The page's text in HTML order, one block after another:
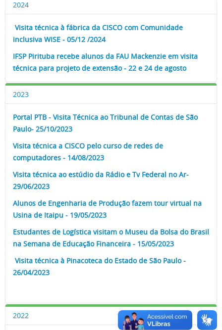
2024
Visita técnica à fábrica da CISCO com Comunidade
inclusiva WISE - 05/12 /2024
IFSP Pirituba recebe alunos da FAU Mackenzie em visita
técnica para projeto de extensão - 22 e 24 de agosto
2023
Portal PTB - Visita Técnica ao Tribunal de Contas de São
Paulo- 25/10/2023
Visita técnica a CISCO pelo curso de redes de
computadores - 14/08/2023
Visita técnica ao estúdio da Rádio e Tv Federal no Ar-
29/06/2023
Alunos de Engenharia de Produção fazem tour virtual na
Usina de Itaipu - 19/05/2023
Estudantes de Logística visitam o Museu da Bolsa do Brasil
na Semana de Educação Financeira - 15/05/2023
Visita técnica à Pinacoteca do Estado de São Paulo -
26/04/2023
2022